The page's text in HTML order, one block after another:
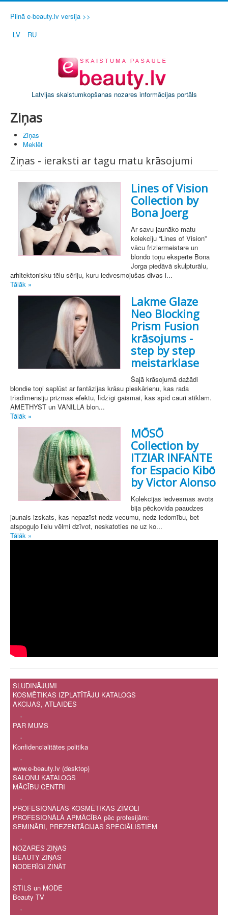
Pilnā e-beauty.lv versija >>
LV
RU
Latvijas skaistumkopšanas nozares informācijas portāls
Ziņas
Ziņas
Meklēt
Ziņas - ieraksti ar tagu matu krāsojumi
Lines of Vision
Collection by
Bona Joerg
Ar savu jaunāko matu
kolekciju “Lines of Vision”
vācu friziermeistare un
blondo toņu eksperte Bona
Jorga piedāvā skulpturālu,
arhitektonisku tēlu sēriju, kuru iedvesmojušas divas i...
Tālāk »
Lakme Glaze
Neo Blocking
Prism Fusion
krāsojums -
step by step
meistarklase
Šajā krāsojumā dažādi
blondie toņi saplūst ar fantāzijas krāsu pieskārienu, kas rada
trīsdimensiju prizmas efektu, līdzīgi gaismai, kas spīd cauri stiklam.
AMETHYST un VANILLA blon...
Tālāk »
MŌSŌ
Collection by
ITZIAR INFANTE
for Espacio Kibō
by Victor Alonso
Kolekcijas iedvesmas avots
bija pēckovida paaudzes
jaunais izskats, kas nepazīst nedz vecumu, nedz iedomību, bet
atspoguļo lielu vēlmi dzīvot, neskatoties ne uz ko...
Tālāk »
SLUDINĀJUMI
KOSMĒTIKAS IZPLATĪTĀJU KATALOGS
AKCIJAS, ATLAIDES
.
PAR MUMS
.
Konfidencialitātes politika
.
www.e-beauty.lv (desktop)
SALONU KATALOGS
MĀCĪBU CENTRI
.
PROFESIONĀLAS KOSMĒTIKAS ZĪMOLI
PROFESIONĀLĀ APMĀCĪBA pēc profesijām:
SEMINĀRI, PREZENTĀCIJAS SPECIĀLISTIEM
.
NOZARES ZIŅAS
BEAUTY ZIŅAS
NODERĪGI ZINĀT
.
STILS un MODE
Beauty TV
.